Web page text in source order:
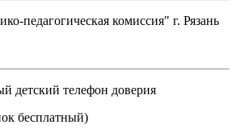
педагогическая комиссия" г. Рязань
детский телефон доверия
бесплатный)